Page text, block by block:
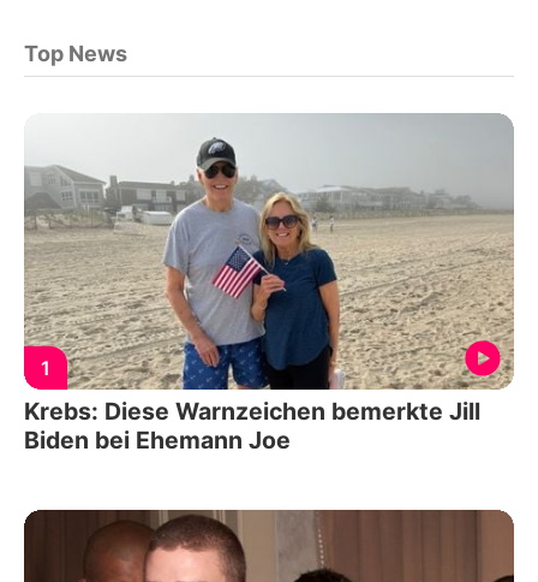
Top News
1
Krebs: Diese Warnzeichen bemerkte Jill
Biden bei Ehemann Joe